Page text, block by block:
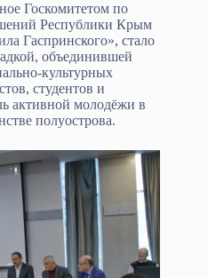
Госкомитетом по
Республики Крым
Гаспринского», стало
объединившей
культурных
студентов и
активной молодёжи в
полуострова.